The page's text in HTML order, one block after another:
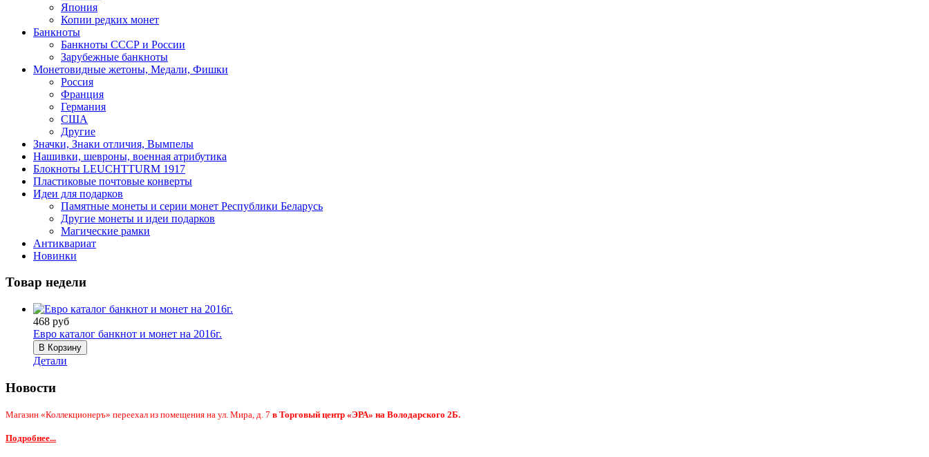
Япония
Копии редких монет
Банкноты
Банкноты СССР и России
Зарубежные банкноты
Монетовидные жетоны, Медали, Фишки
Россия
Франция
Германия
США
Другие
Значки, Знаки отличия, Вымпелы
Нашивки, шевроны, военная атрибутика
Блокноты LEUCHTTURM 1917
Пластиковые почтовые конверты
Идеи для подарков
Памятные монеты и серии монет Республики Беларусь
Другие монеты и идеи подарков
Магические рамки
Антиквариат
Новинки
Товар недели
468 руб
Евро каталог банкнот и монет на 2016г.
Детали
Новости
Магазин «Коллекционеръ» переехал из помещения на ул. Мира, д. 7 в Торговый центр «ЭРА» на Володарского 2Б.
Подробнее...